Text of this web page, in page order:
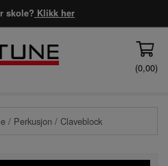
skole? Klikk her
(0,00)
/ Perkusjon / Claveblock